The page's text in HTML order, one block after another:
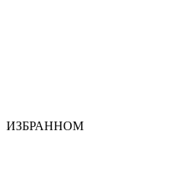
ИЗБРАННОМ